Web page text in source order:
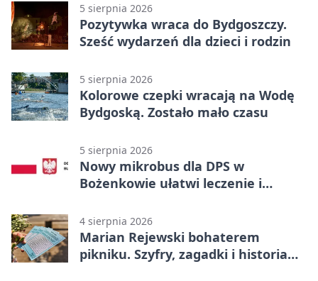
5 sierpnia 2026
Pozytywka wraca do Bydgoszczy.
Sześć wydarzeń dla dzieci i rodzin
5 sierpnia 2026
Kolorowe czepki wracają na Wodę
Bydgoską. Zostało mało czasu
5 sierpnia 2026
Nowy mikrobus dla DPS w
Bożenkowie ułatwi leczenie i
4 sierpnia 2026
Marian Rejewski bohaterem
pikniku. Szyfry, zagadki i historia